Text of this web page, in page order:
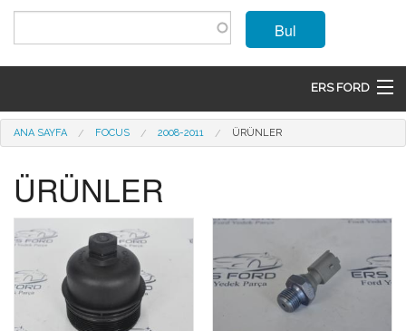
Ana içeriğe atla
Bul
ERS FORD
ANASAYFA
MODELLER
ÜRÜNLER
İLETIŞIM
ÜYE OL
Buradasınız
ANA SAYFA FOCUS 2008-2011 ÜRÜNLER
ÜRÜNLER